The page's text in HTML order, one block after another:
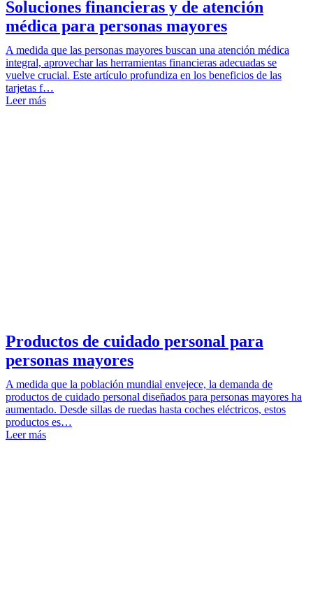
Soluciones financieras y de atención
médica para personas mayores
A medida que las personas mayores buscan una atención médica
integral, aprovechar las herramientas financieras adecuadas se
vuelve crucial. Este artículo profundiza en los beneficios de las
tarjetas f…
Leer más
Productos de cuidado personal para
personas mayores
A medida que la población mundial envejece, la demanda de
productos de cuidado personal diseñados para personas mayores ha
aumentado. Desde sillas de ruedas hasta coches eléctricos, estos
productos es…
Leer más